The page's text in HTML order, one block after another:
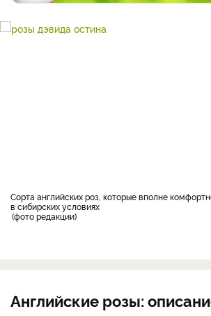
Сорта английских роз, которые вполне комфортно чуствуют себя даже
в сибирских условиях
фото редакции
Английские розы: